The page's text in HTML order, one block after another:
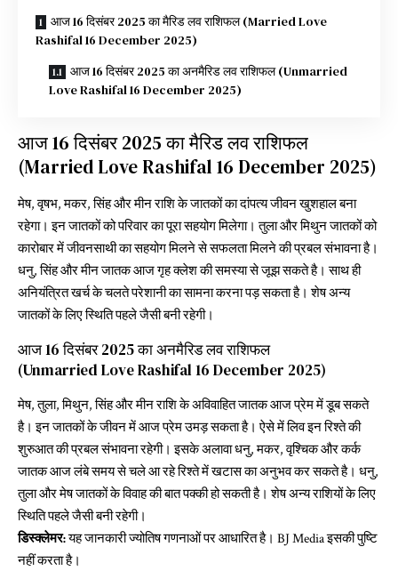
आज 16 दिसंबर 2025 का मैरिड लव राशिफल (Married Love
Rashifal 16 December 2025)
आज 16 दिसंबर 2025 का अनमैरिड लव राशिफल (Unmarried
Love Rashifal 16 December 2025)
आज 16 दिसंबर 2025 का मैरिड लव राशिफल
(Married Love Rashifal 16 December 2025)
मेष, वृषभ, मकर, सिंह और मीन राशि के जातकों का दांपत्य जीवन खुशहाल बना
रहेगा। इन जातकों को परिवार का पूरा सहयोग मिलेगा। तुला और मिथुन जातकों को
कारोबार में जीवनसाथी का सहयोग मिलने से सफलता मिलने की प्रबल संभावना है।
धनु, सिंह और मीन जातक आज गृह क्लेश की समस्या से जूझ सकते है। साथ ही
अनियंत्रित खर्च के चलते परेशानी का सामना करना पड़ सकता है। शेष अन्य
जातकों के लिए स्थिति पहले जैसी बनी रहेगी।
आज 16 दिसंबर 2025 का अनमैरिड लव राशिफल
(Unmarried Love Rashifal 16 December 2025)
मेष, तुला, मिथुन, सिंह और मीन राशि के अविवाहित जातक आज प्रेम में डूब सकते
है। इन जातकों के जीवन में आज प्रेम उमड़ सकता है। ऐसे में लिव इन रिश्ते की
शुरुआत की प्रबल संभावना रहेगी। इसके अलावा धनु, मकर, वृश्चिक और कर्क
जातक आज लंबे समय से चले आ रहे रिश्ते में खटास का अनुभव कर सकते है। धनु,
तुला और मेष जातकों के विवाह की बात पक्की हो सकती है। शेष अन्य राशियों के लिए
स्थिति पहले जैसी बनी रहेगी।
डिस्क्लेमर:यह जानकारी ज्योतिष गणनाओं पर आधारित है। BJ Media इसकी पुष्टि
नहीं करता है।